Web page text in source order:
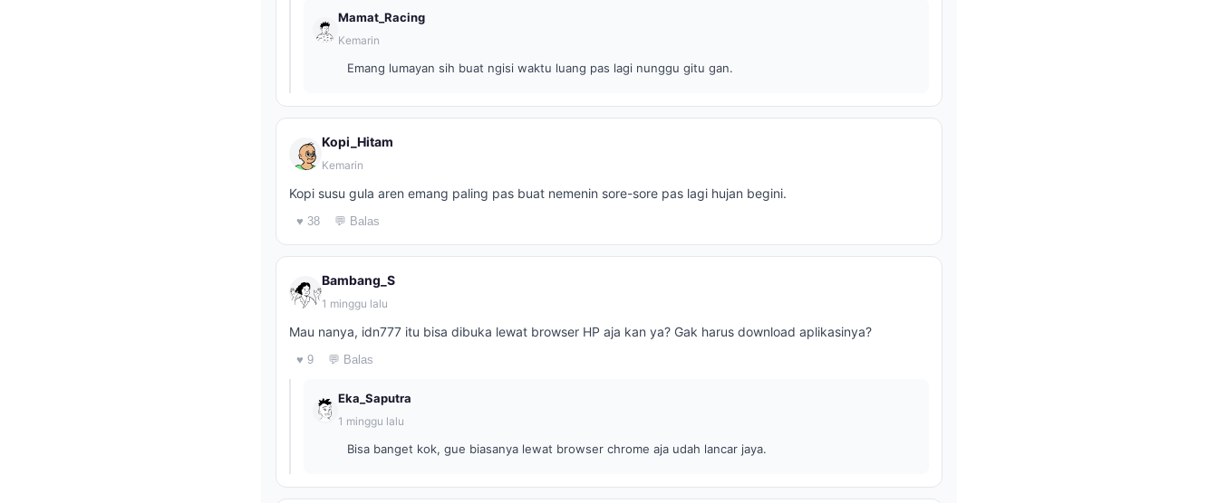
Mamat_Racing
Kemarin
Emang lumayan sih buat ngisi waktu luang pas lagi nunggu gitu gan.
Kopi_Hitam
Kemarin
Kopi susu gula aren emang paling pas buat nemenin sore-sore pas lagi hujan begini.
♥ 38 💬 Balas
Bambang_S
1 minggu lalu
Mau nanya, idn777 itu bisa dibuka lewat browser HP aja kan ya? Gak harus download aplikasinya?
♥ 9 💬 Balas
Eka_Saputra
1 minggu lalu
Bisa banget kok, gue biasanya lewat browser chrome aja udah lancar jaya.